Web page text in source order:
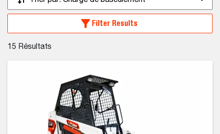
Filter Results
15 Résultats